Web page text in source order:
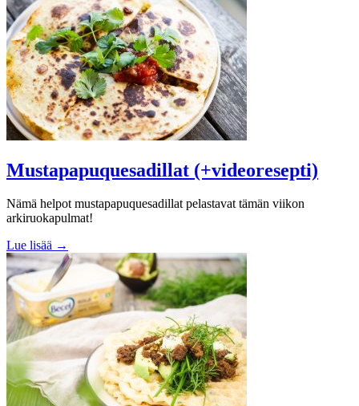
Mustapapuquesadillat (+videoresepti)
Nämä helpot mustapapuquesadillat pelastavat tämän viikon
arkiruokapulmat!
Lue lisää →